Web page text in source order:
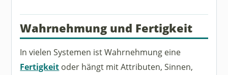
Wahrnehmung und Fertigkeit
In vielen Systemen ist Wahrnehmung eine
Fertigkeit oder hängt mit Attributen, Sinnen,